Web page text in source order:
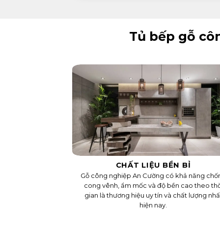
Tủ bếp gỗ
CHẤT LIỆU BỀN BỈ
Gỗ công nghiệp An Cường có khả năng
cong vênh, ẩm mốc và độ bền cao theo
gian là thương hiệu uy tín và chất lượng
hiện nay.